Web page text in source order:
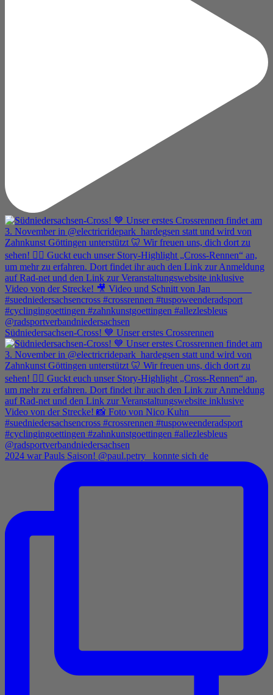
Südniedersachsen-Cross! 💙 Unser erstes Crossrennen
2024 war Pauls Saison! @paul.petry_ konnte sich de